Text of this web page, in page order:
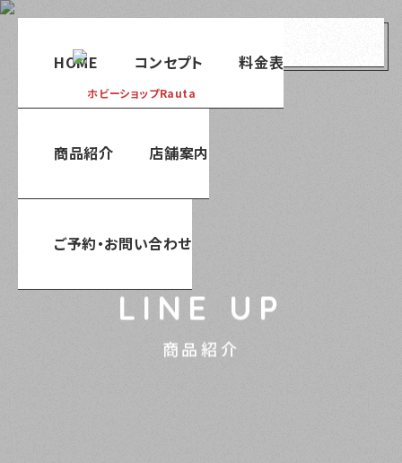
HOME コンセプト 料金表
商品紹介 店舗案内
ご予約・お問い合わせ
LINE UP
商品紹介